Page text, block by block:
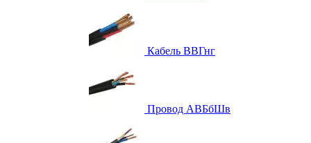
Кабель ВВГнг
Провод АВБбШв